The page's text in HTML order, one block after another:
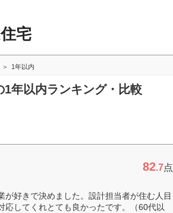
宅
1年以内
1年以内ランキング・比較
82.7点
好きで決めました。設計担当者が住む人目
してくれとても良かったです。（60代以